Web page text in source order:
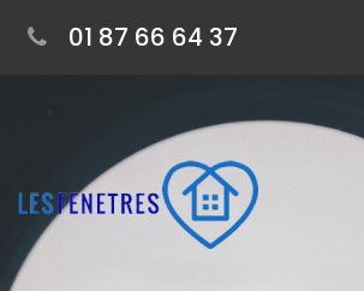
01 87 66 64 37